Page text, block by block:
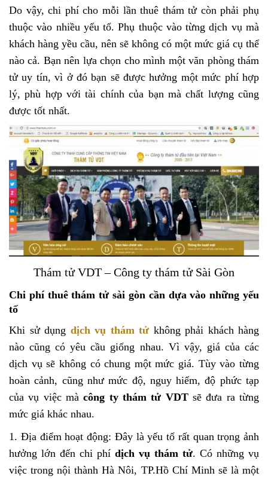
Do vậy, chi phí cho mỗi lần thuê thám tử còn phải phụ
thuộc vào nhiều yếu tố. Phụ thuộc vào từng dịch vụ mà
khách hàng yều cầu, nên sẽ không có một mức giá cụ thể
nào cả. Bạn nên lựa chọn cho mình một văn phòng thám
tử uy tín, vì ở đó bạn sẽ được hưởng một mức phí hợp
lý, phù hợp với tài chính của bạn mà chất lượng cũng
được tốt nhất.
Thám tử VDT – Công ty thám tử Sài Gòn
Chi phí thuê thám tử sài gòn cần dựa vào những yếu
tố
Khi sử dụng dịch vụ thám tử không phải khách hàng
nào cũng có yêu cầu giống nhau. Vì vậy, giá của các
dịch vụ sẽ không có chung một mức giá. Tùy vào từng
hoàn cảnh, cũng như mức độ, nguy hiểm, độ phức tạp
của vụ việc màcông ty thám tử VDTsẽ đưa ra từng
mức giá khác nhau.
1. Địa điểm hoạt động: Đây là yếu tố rất quan trọng ảnh
hưởng lớn đến chi phí dịch vụ thám tử. Có những vụ
việc trong nội thành Hà Nôi, TP.Hồ Chí Minh sẽ là một